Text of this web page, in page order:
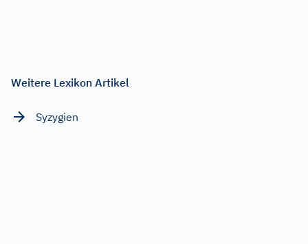
Weitere Lexikon Artikel
Syzygien